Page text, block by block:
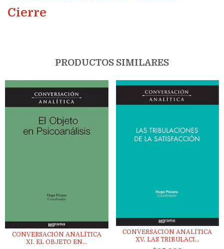
Cierre
PRODUCTOS SIMILARES
CONVERSACIÓN ANALÍTICA
XI. EL OBJETO EN...
CONVERSACIÓN ANALÍTICA
XV. LAS TRIBULACI...